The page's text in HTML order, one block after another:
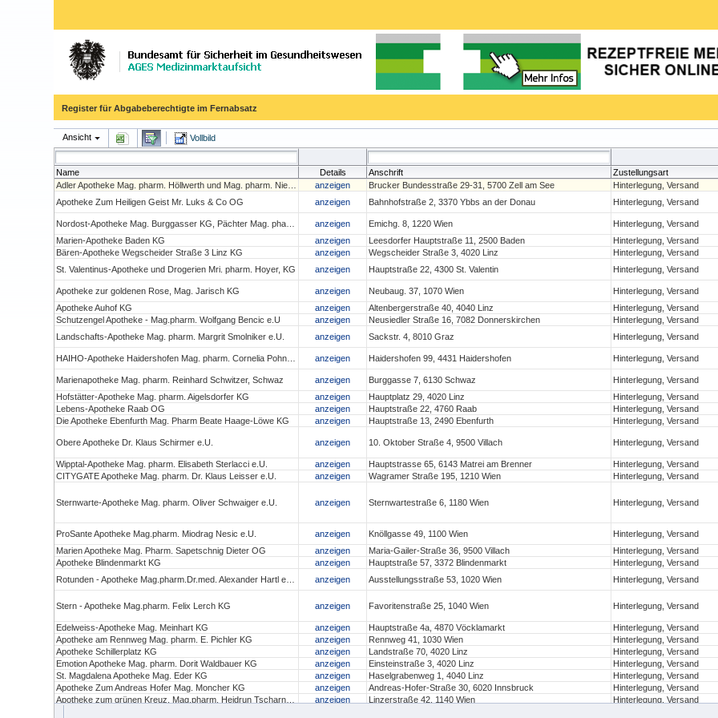
Register für Abgabeberechtigte im Fernabsatz
Ansicht Vollbild
Name Details Anschrift Zustellungsart
anzeigen Brucker Bundesstraße 29-31, 5700 Zell am See Hinterlegung, Versand
Apotheke Zum Heiligen Geist Mr. Luks & Co OG
anzeigen Bahnhofstraße 2, 3370 Ybbs an der Donau Hinterlegung, Versand
anzeigen Emichg. 8, 1220 Wien Hinterlegung, Versand
Marien-Apotheke Baden KG
anzeigen Leesdorfer Hauptstraße 11, 2500 Baden Hinterlegung, Versand
Bären-Apotheke Wegscheider Straße 3 Linz KG
anzeigen Wegscheider Straße 3, 4020 Linz Hinterlegung, Versand
St. Valentinus-Apotheke und Drogerien Mri. pharm. Hoyer, KG
anzeigen Hauptstraße 22, 4300 St. Valentin Hinterlegung, Versand
Apotheke zur goldenen Rose, Mag. Jarisch KG
anzeigen Neubaug. 37, 1070 Wien Hinterlegung, Versand
Apotheke Auhof KG
anzeigen Altenbergerstraße 40, 4040 Linz Hinterlegung, Versand
Schutzengel Apotheke - Mag.pharm. Wolfgang Bencic e.U
anzeigen Neusiedler Straße 16, 7082 Donnerskirchen Hinterlegung, Versand
Landschafts-Apotheke Mag. pharm. Margrit Smolniker e.U.
anzeigen Sackstr. 4, 8010 Graz Hinterlegung, Versand
anzeigen Haidershofen 99, 4431 Haidershofen Hinterlegung, Versand
Marienapotheke Mag. pharm. Reinhard Schwitzer, Schwaz
anzeigen Burggasse 7, 6130 Schwaz Hinterlegung, Versand
Hofstätter-Apotheke Mag. pharm. Aigelsdorfer KG
anzeigen Hauptplatz 29, 4020 Linz Hinterlegung, Versand
Lebens-Apotheke Raab OG
anzeigen Hauptstraße 22, 4760 Raab Hinterlegung, Versand
Die Apotheke Ebenfurth Mag. Pharm Beate Haage-Löwe KG
anzeigen Hauptstraße 13, 2490 Ebenfurth Hinterlegung, Versand
Obere Apotheke Dr. Klaus Schirmer e.U. anzeigen 10. Oktober Straße 4, 9500 Villach Hinterlegung, Versand
Wipptal-Apotheke Mag. pharm. Elisabeth Sterlacci e.U.
anzeigen Hauptstrasse 65, 6143 Matrei am Brenner Hinterlegung, Versand
CITYGATE Apotheke Mag. pharm. Dr. Klaus Leisser e.U.
anzeigen Wagramer Straße 195, 1210 Wien Hinterlegung, Versand
Sternwarte-Apotheke Mag. pharm. Oliver Schwaiger e.U. anzeigen Sternwartestraße 6, 1180 Wien Hinterlegung, Versand
ProSante Apotheke Mag.pharm. Miodrag Nesic e.U.
anzeigen Knöllgasse 49, 1100 Wien Hinterlegung, Versand
Marien Apotheke Mag. Pharm. Sapetschnig Dieter OG
anzeigen Maria-Gailer-Straße 36, 9500 Villach Hinterlegung, Versand
Apotheke Blindenmarkt KG
anzeigen Hauptstraße 57, 3372 Blindenmarkt Hinterlegung, Versand
anzeigen Ausstellungsstraße 53, 1020 Wien Hinterlegung, Versand
Stern - Apotheke Mag.pharm. Felix Lerch KG anzeigen Favoritenstraße 25, 1040 Wien Hinterlegung, Versand
Edelweiss-Apotheke Mag. Meinhart KG
anzeigen Hauptstraße 4a, 4870 Vöcklamarkt Hinterlegung, Versand
Apotheke am Rennweg Mag. pharm. E. Pichler KG
anzeigen Rennweg 41, 1030 Wien Hinterlegung, Versand
Apotheke Schillerplatz KG
anzeigen Landstraße 70, 4020 Linz Hinterlegung, Versand
Emotion Apotheke Mag. pharm. Dorit Waldbauer KG
anzeigen Einsteinstraße 3, 4020 Linz Hinterlegung, Versand
St. Magdalena Apotheke Mag. Eder KG
anzeigen Haselgrabenweg 1, 4040 Linz Hinterlegung, Versand
Apotheke Zum Andreas Hofer Mag. Moncher KG
anzeigen Andreas-Hofer-Straße 30, 6020 Innsbruck Hinterlegung, Versand
anzeigen Linzerstraße 42, 1140 Wien Hinterlegung, Versand